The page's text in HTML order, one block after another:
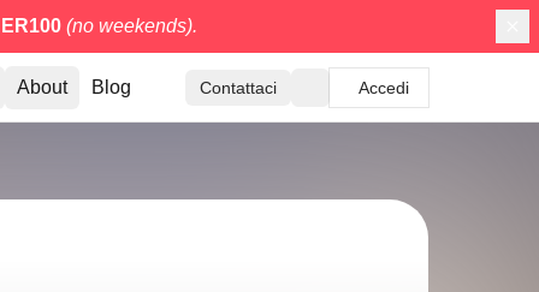
(no weekends).
About Blog Contattaci Accedi